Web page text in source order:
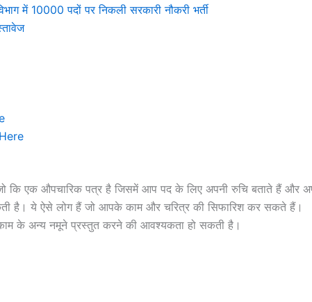
में 10000 पदों पर निकली सरकारी नौकरी भर्ती
एक औपचारिक पत्र है जिसमें आप पद के लिए अपनी रुचि बताते हैं और
है। ये ऐसे लोग हैं जो आपके काम और चरित्र की सिफारिश कर सकते हैं।
के अन्य नमूने प्रस्तुत करने की आवश्यकता हो सकती है।